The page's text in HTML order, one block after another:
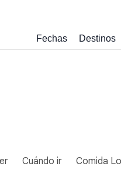
Fechas Destinos
Cuándo ir Comida